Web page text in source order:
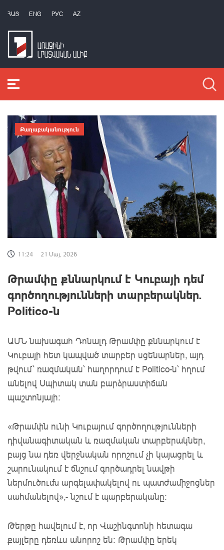
ՀԱՅ ENG РУС AZ
Քաղաքականություն
11:24 21 Մայ, 2026
Թրամփը քննարկում է Կուբայի դեմ
գործողությունների տարբերակներ.
Politico-ն
ԱՄՆ նախագահ Դոնալդ Թրամփը քննարկում է
Կուբայի հետ կապված տարբեր սցենարներ, այդ
թվում՝ ռազմական՝ հաղորդում է Politico-ն՝ հղում
անելով Սպիտակ տան բարձրաստիճան
պաշտոնյայի։
«Թրամփն ունի Կուբայում գործողությունների
դիվանագիտական ​​և ռազմական տարբերակներ,
բայց նա դեռ վերջնական որոշում չի կայացրել և
շարունակում է ճնշում գործադրել նավթի
ներմուծումն արգելափակելով ու պատժամիջոցներ
սահմանելով»,- նշում է պարբերականը։
Թերթը հավելում է, որ Վաշինգտոնի հետագա
քայլերը դեռևս անորոշ են։ Թրամփը երեկ